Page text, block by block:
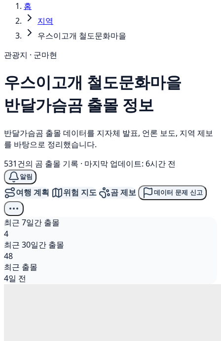
홈
지역
우스이고개 철도문화마을
관광지 · 군마현
우스이고개 철도문화마을
반달가슴곰 출몰 정보
반달가슴곰 출몰 데이터를 지자체 발표, 언론 보도, 지역 제보
를 바탕으로 정리했습니다.
531건의 곰 출몰 기록 · 마지막 업데이트: 6시간 전
알림
여행 계획 위험 지도 곰 제보 데이터 문제 신고
최근 7일간 출몰
4
최근 30일간 출몰
48
최근 출몰
4일 전